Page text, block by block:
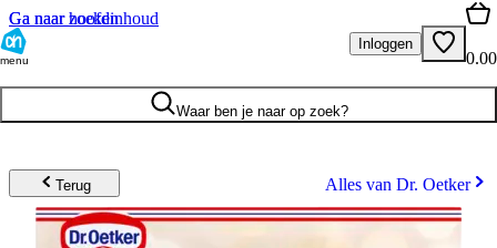
Ga naar hoofdinhoud
Ga naar zoeken
menu
Inloggen
0.00
Waar ben je naar op zoek?
Terug Alles van Dr. Oetker